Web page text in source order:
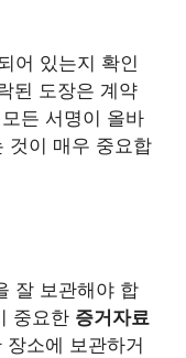
어 있는지 확인
된 도장은 계약
든 서명이 올바
것이 매우 중요합
잘 보관해야 합
중요한 증거자료
소에 보관하거